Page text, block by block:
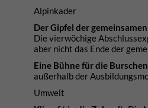
Alpinkader
Der Gipfel der
Die vierwöchige
aber nicht das Ende der
Eine Bühne für die
außerhalb der
Umwelt